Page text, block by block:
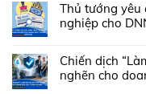
Thủ tướng yêu
nghiệp cho
Chiến dịch
nghẽn cho